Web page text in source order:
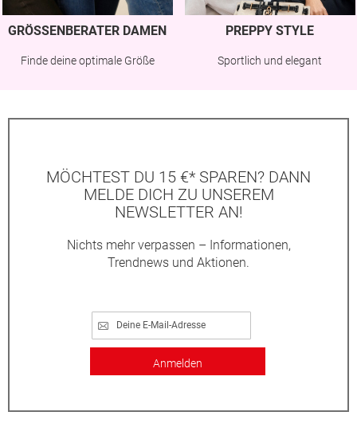
GRÖSSENBERATER DAMEN
Finde deine optimale Größe
PREPPY STYLE
Sportlich und elegant
MÖCHTEST DU 15 €* SPAREN? DANN
MELDE DICH ZU UNSEREM
NEWSLETTER AN!
Nichts mehr verpassen – Informationen,
Trendnews und Aktionen.
Anmelden